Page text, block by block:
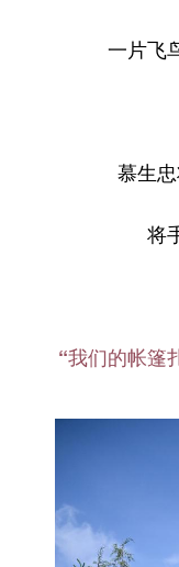
一片飞
慕生
将
“我们的帐篷